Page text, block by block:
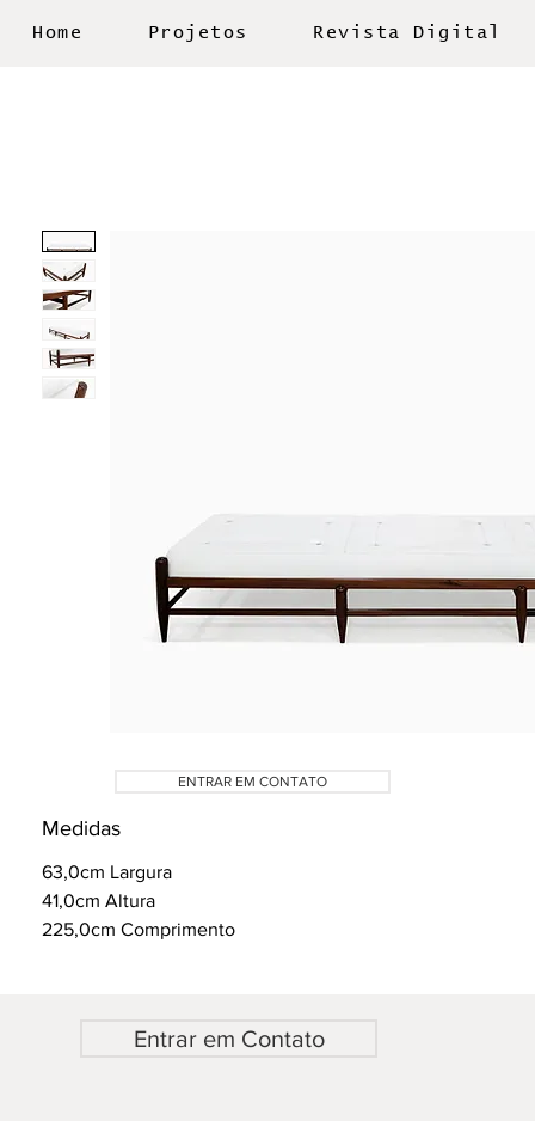
Home Projetos Revista Digital
Medidas
63,0cm Largura
41,0cm Altura
225,0cm Comprimento
ENTRAR EM CONTATO
Entrar em Contato